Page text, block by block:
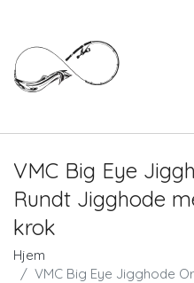
VMC Big Eye
Rundt Jigghode
krok
Hjem
VMC Big Eye Jigghode